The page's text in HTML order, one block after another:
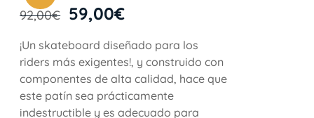
92,00€ 59,00€
¡Un skateboard diseñado para los
riders más exigentes!, y construido con
componentes de alta calidad, hace que
este patín sea prácticamente
indestructible y es adecuado para